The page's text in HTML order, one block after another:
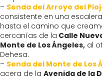
– Senda del Arroyo del
consistente en una
hasta el camino que
cercanías de la Calle
Monte de Los Ángeles, al
Dehesa.
– Senda del Monte de Los
acera de la Avenida de la